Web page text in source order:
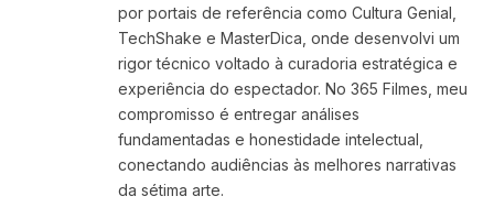
por portais de referência como Cultura Genial,
TechShake e MasterDica, onde desenvolvi um
rigor técnico voltado à curadoria estratégica e
experiência do espectador. No 365 Filmes, meu
compromisso é entregar análises
fundamentadas e honestidade intelectual,
conectando audiências às melhores narrativas
da sétima arte.